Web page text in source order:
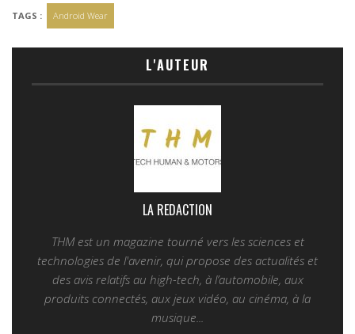
TAGS : Android Wear
L'AUTEUR
LA REDACTION
THM est un magazine tourné vers les sciences et
technologies de l'avenir, qui propose des actualités et
des avis relatifs au high-tech, à l’automobile, aux
produits connectés, aux jeux vidéo, au cinéma, à la
musique...